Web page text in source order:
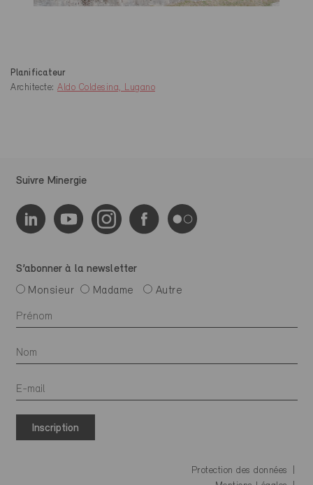
Planificateur
Architecte: Aldo Coldesina, Lugano
Suivre Minergie
S’abonner à la newsletter
Monsieur
Madame Autre
Inscription
Protection des données